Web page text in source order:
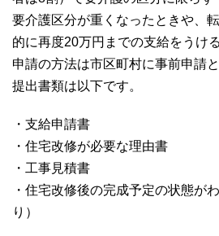
要介護区分が重くなったときや、
的に再度20万円までの支給をうけ
申請の方法は市区町村に事前申請
提出書類は以下です。
・支給申請書
・住宅改修が必要な理由書
・工事見積書
・住宅改修後の完成予定の状態が
り）